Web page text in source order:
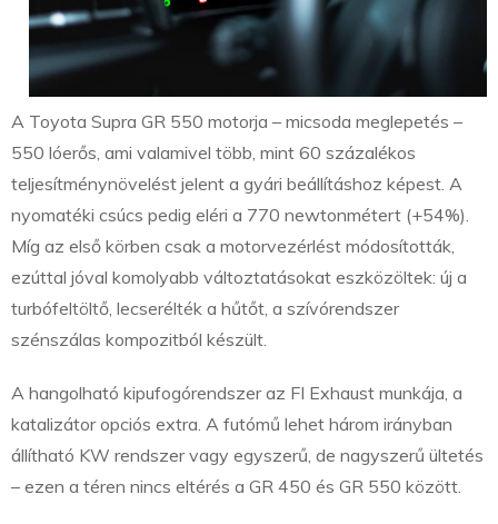
A Toyota Supra GR 550 motorja – micsoda meglepetés –
550 lóerős, ami valamivel több, mint 60 százalékos
teljesítménynövelést jelent a gyári beállításhoz képest. A
nyomatéki csúcs pedig eléri a 770 newtonmétert (+54%).
Míg az első körben csak a motorvezérlést módosították,
ezúttal jóval komolyabb változtatásokat eszközöltek: új a
turbófeltöltő, lecserélték a hűtőt, a szívórendszer
szénszálas kompozitból készült.
A hangolható kipufogórendszer az FI Exhaust munkája, a
katalizátor opciós extra. A futómű lehet három irányban
állítható KW rendszer vagy egyszerű, de nagyszerű ültetés
– ezen a téren nincs eltérés a GR 450 és GR 550 között.